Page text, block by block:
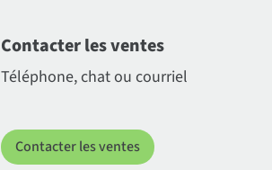
Contacter les ventes
Téléphone, chat ou courriel
Contacter les ventes